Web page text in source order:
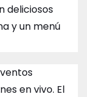
deliciosos
y un menú
en vivo. El